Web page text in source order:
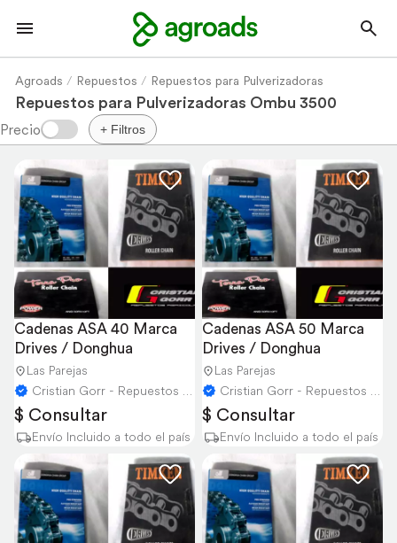
Agroads Repuestos Repuestos para Pulverizadoras
Repuestos para Pulverizadoras Ombu 3500
+ Filtros
Cadenas ASA 40 Marca
Drives / Donghua
Las Parejas
Cristian Gorr - Repuestos Agricolas
$ Consultar
Envío Incluido a todo el país
Cadenas ASA 50 Marca
Drives / Donghua
Las Parejas
Cristian Gorr - Repuestos Agricolas
$ Consultar
Envío Incluido a todo el país